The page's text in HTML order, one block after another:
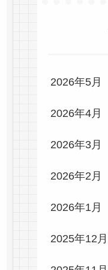
2026年5月
2026年4月
2026年3月
2026年2月
2026年1月
2025年12月